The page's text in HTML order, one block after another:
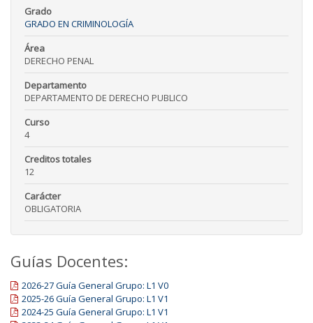
Grado
GRADO EN CRIMINOLOGÍA
Área
DERECHO PENAL
Departamento
DEPARTAMENTO DE DERECHO PUBLICO
Curso
4
Creditos totales
12
Carácter
OBLIGATORIA
Guías Docentes:
2026-27 Guía General Grupo: L1 V0
2025-26 Guía General Grupo: L1 V1
2024-25 Guía General Grupo: L1 V1